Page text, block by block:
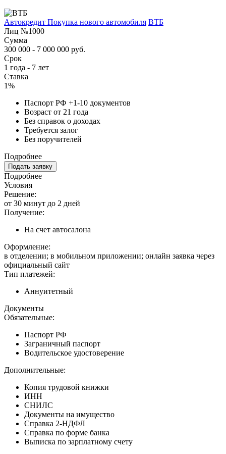
Автокредит Покупка нового автомобиля ВТБ
Лиц №1000
Сумма
300 000 - 7 000 000 руб.
Срок
1 года - 7 лет
Ставка
1%
Паспорт РФ +1-10 документов
Возраст от 21 года
Без справок о доходах
Требуется залог
Без поручителей
Подробнее
Подать заявку
Подробнее
Условия
Решение:
от 30 минут до 2 дней
Получение:
На счет автосалона
Оформление:
в отделении; в мобильном приложении; онлайн заявка через
официальный сайт
Тип платежей:
Аннуитетный
Документы
Обязательные:
Паспорт РФ
Заграничный паспорт
Водительское удостоверение
Дополнительные:
Копия трудовой книжки
ИНН
СНИЛС
Документы на имущество
Справка 2-НДФЛ
Справка по форме банка
Выписка по зарплатному счету